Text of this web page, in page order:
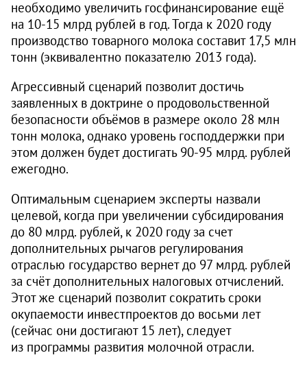
необходимо увеличить госфинансирование ещё
на 10-15 млрд рублей в год. Тогда к 2020 году
производство товарного молока составит 17,5 млн
тонн (эквивалентно показателю 2013 года).
Агрессивный сценарий позволит достичь
заявленных в доктрине о продовольственной
безопасности объёмов в размере около 28 млн
тонн молока, однако уровень господдержки при
этом должен будет достигать 90-95 млрд. рублей
ежегодно.
Оптимальным сценарием эксперты назвали
целевой, когда при увеличении субсидирования
до 80 млрд. рублей, к 2020 году за счет
дополнительных рычагов регулирования
отраслью государство вернет до 97 млрд. рублей
за счёт дополнительных налоговых отчислений.
Этот же сценарий позволит сократить сроки
окупаемости инвестпроектов до восьми лет
(сейчас они достигают 15 лет), следует
из программы развития молочной отрасли.